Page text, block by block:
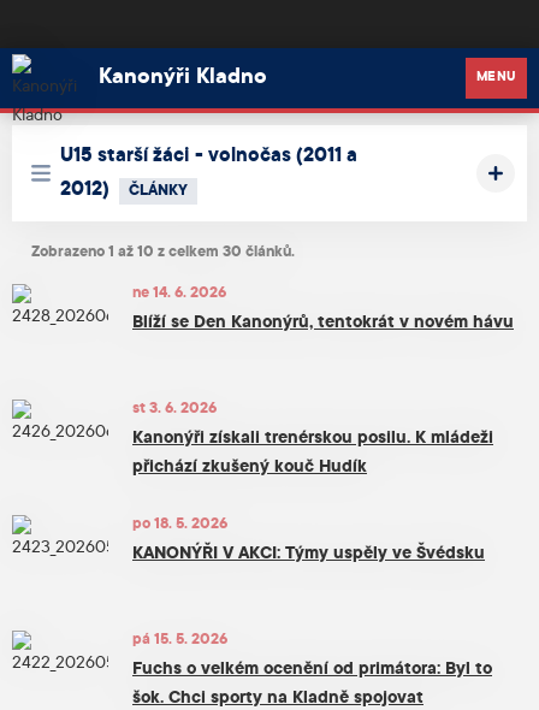
Kanonýři Kladno
Kanonýři Kladno MENU
U15 starší žáci - volnočas (2011 a
2012)
ČLÁNKY
Zobrazeno 1 až 10 z celkem 30 článků.
ne 14. 6. 2026
Blíží se Den Kanonýrů, tentokrát v novém hávu
st 3. 6. 2026
Kanonýři získali trenérskou posilu. K mládeži
přichází zkušený kouč Hudík
po 18. 5. 2026
KANONÝŘI V AKCI: Týmy uspěly ve Švédsku
pá 15. 5. 2026
Fuchs o velkém ocenění od primátora: Byl to
šok. Chci sporty na Kladně spojovat